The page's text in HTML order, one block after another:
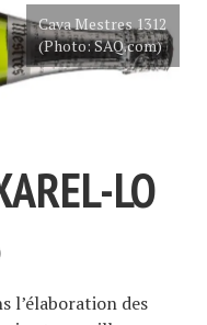
Cava Mestres 1312
(Photo: SAQ.com)
LO
l’élaboration des